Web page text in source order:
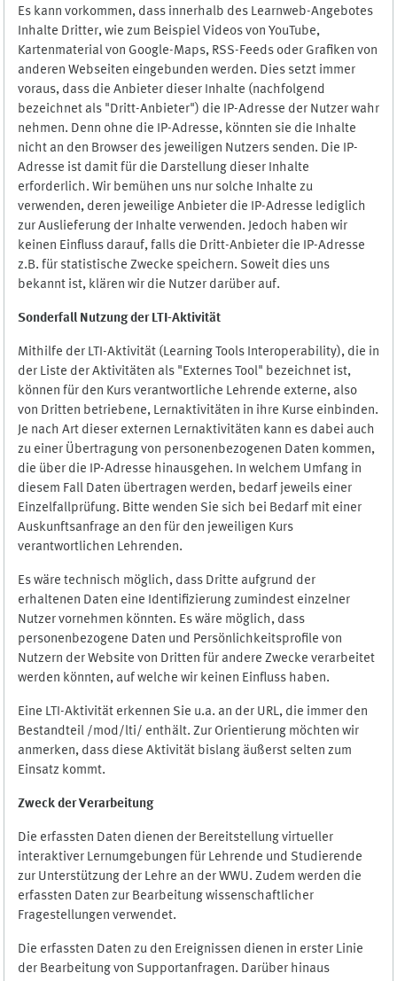
Es kann vorkommen, dass innerhalb des Learnweb-Angebotes
Inhalte Dritter, wie zum Beispiel Videos von YouTube,
Kartenmaterial von Google-Maps, RSS-Feeds oder Grafiken von
anderen Webseiten eingebunden werden. Dies setzt immer
voraus, dass die Anbieter dieser Inhalte (nachfolgend
bezeichnet als "Dritt-Anbieter") die IP-Adresse der Nutzer wahr
nehmen. Denn ohne die IP-Adresse, könnten sie die Inhalte
nicht an den Browser des jeweiligen Nutzers senden. Die IP-
Adresse ist damit für die Darstellung dieser Inhalte
erforderlich. Wir bemühen uns nur solche Inhalte zu
verwenden, deren jeweilige Anbieter die IP-Adresse lediglich
zur Auslieferung der Inhalte verwenden. Jedoch haben wir
keinen Einfluss darauf, falls die Dritt-Anbieter die IP-Adresse
z.B. für statistische Zwecke speichern. Soweit dies uns
bekannt ist, klären wir die Nutzer darüber auf.
Sonderfall Nutzung der LTI-Aktivität
Mithilfe der LTI-Aktivität (Learning Tools Interoperability), die in
der Liste der Aktivitäten als "Externes Tool" bezeichnet ist,
können für den Kurs verantwortliche Lehrende externe, also
von Dritten betriebene, Lernaktivitäten in ihre Kurse einbinden.
Je nach Art dieser externen Lernaktivitäten kann es dabei auch
zu einer Übertragung von personenbezogenen Daten kommen,
die über die IP-Adresse hinausgehen. In welchem Umfang in
diesem Fall Daten übertragen werden, bedarf jeweils einer
Einzelfallprüfung. Bitte wenden Sie sich bei Bedarf mit einer
Auskunftsanfrage an den für den jeweiligen Kurs
verantwortlichen Lehrenden.
Es wäre technisch möglich, dass Dritte aufgrund der
erhaltenen Daten eine Identifizierung zumindest einzelner
Nutzer vornehmen könnten. Es wäre möglich, dass
personenbezogene Daten und Persönlichkeitsprofile von
Nutzern der Website von Dritten für andere Zwecke verarbeitet
werden könnten, auf welche wir keinen Einfluss haben.
Eine LTI-Aktivität erkennen Sie u.a. an der URL, die immer den
Bestandteil /mod/lti/ enthält. Zur Orientierung möchten wir
anmerken, dass diese Aktivität bislang äußerst selten zum
Einsatz kommt.
Zweck der Verarbeitung
Die erfassten Daten dienen der Bereitstellung virtueller
interaktiver Lernumgebungen für Lehrende und Studierende
zur Unterstützung der Lehre an der WWU. Zudem werden die
erfassten Daten zur Bearbeitung wissenschaftlicher
Fragestellungen verwendet.
Die erfassten Daten zu den Ereignissen dienen in erster Linie
der Bearbeitung von Supportanfragen. Darüber hinaus